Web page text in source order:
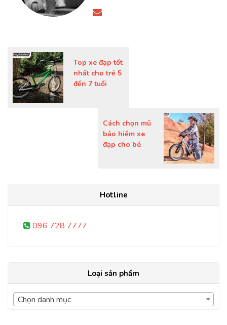
Top xe đạp tốt
nhất cho trẻ 5
đến 7 tuổi
Cách chọn mũ
bảo hiểm xe
đạp cho bé
Hotline
096 728 7777
Loại sản phẩm
Chọn danh mục